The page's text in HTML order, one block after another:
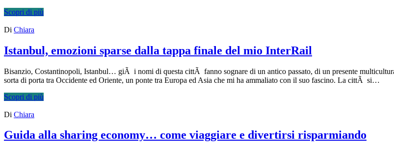
Scopri di più
Di Chiara
Istanbul, emozioni sparse dalla tappa finale del mio InterRail
Bisanzio, Costantinopoli, Istanbul… giÃ i nomi di questa cittÃ fanno sognare di un antico passato, di un presente
sorta di porta tra Occidente ed Oriente, un ponte tra Europa ed Asia che mi ha ammaliato con il suo fascino. La cittÃ si…
Scopri di più
Di Chiara
Guida alla sharing economy… come viaggiare e divertirsi risparmiando